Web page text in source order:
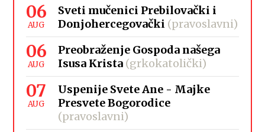
06
AUG
Sveti mučenici Prebilovački i
Donjohercegovački (pravoslavni)
06
AUG
Preobraženje Gospoda našega
Isusa Krista (grkokatolički)
07
AUG
Uspenije Svete Ane - Majke
Presvete Bogorodice
(pravoslavni)